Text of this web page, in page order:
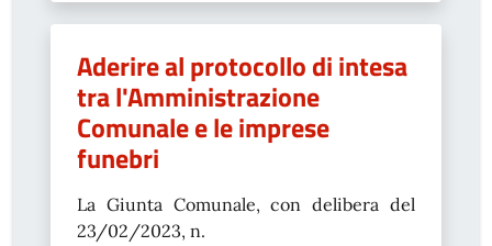
Aderire al protocollo di intesa
tra l'Amministrazione
Comunale e le imprese
funebri
La Giunta Comunale, con delibera del
23/02/2023, n.